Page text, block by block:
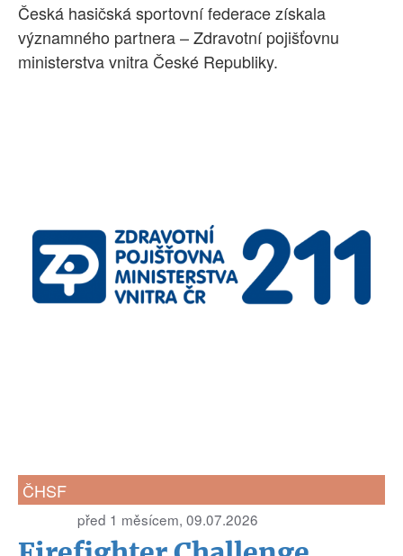
Česká hasičská sportovní federace získala
významného partnera – Zdravotní pojišťovnu
ministerstva vnitra České Republiky.
ČHSF
před 1 měsícem, 09.07.2026